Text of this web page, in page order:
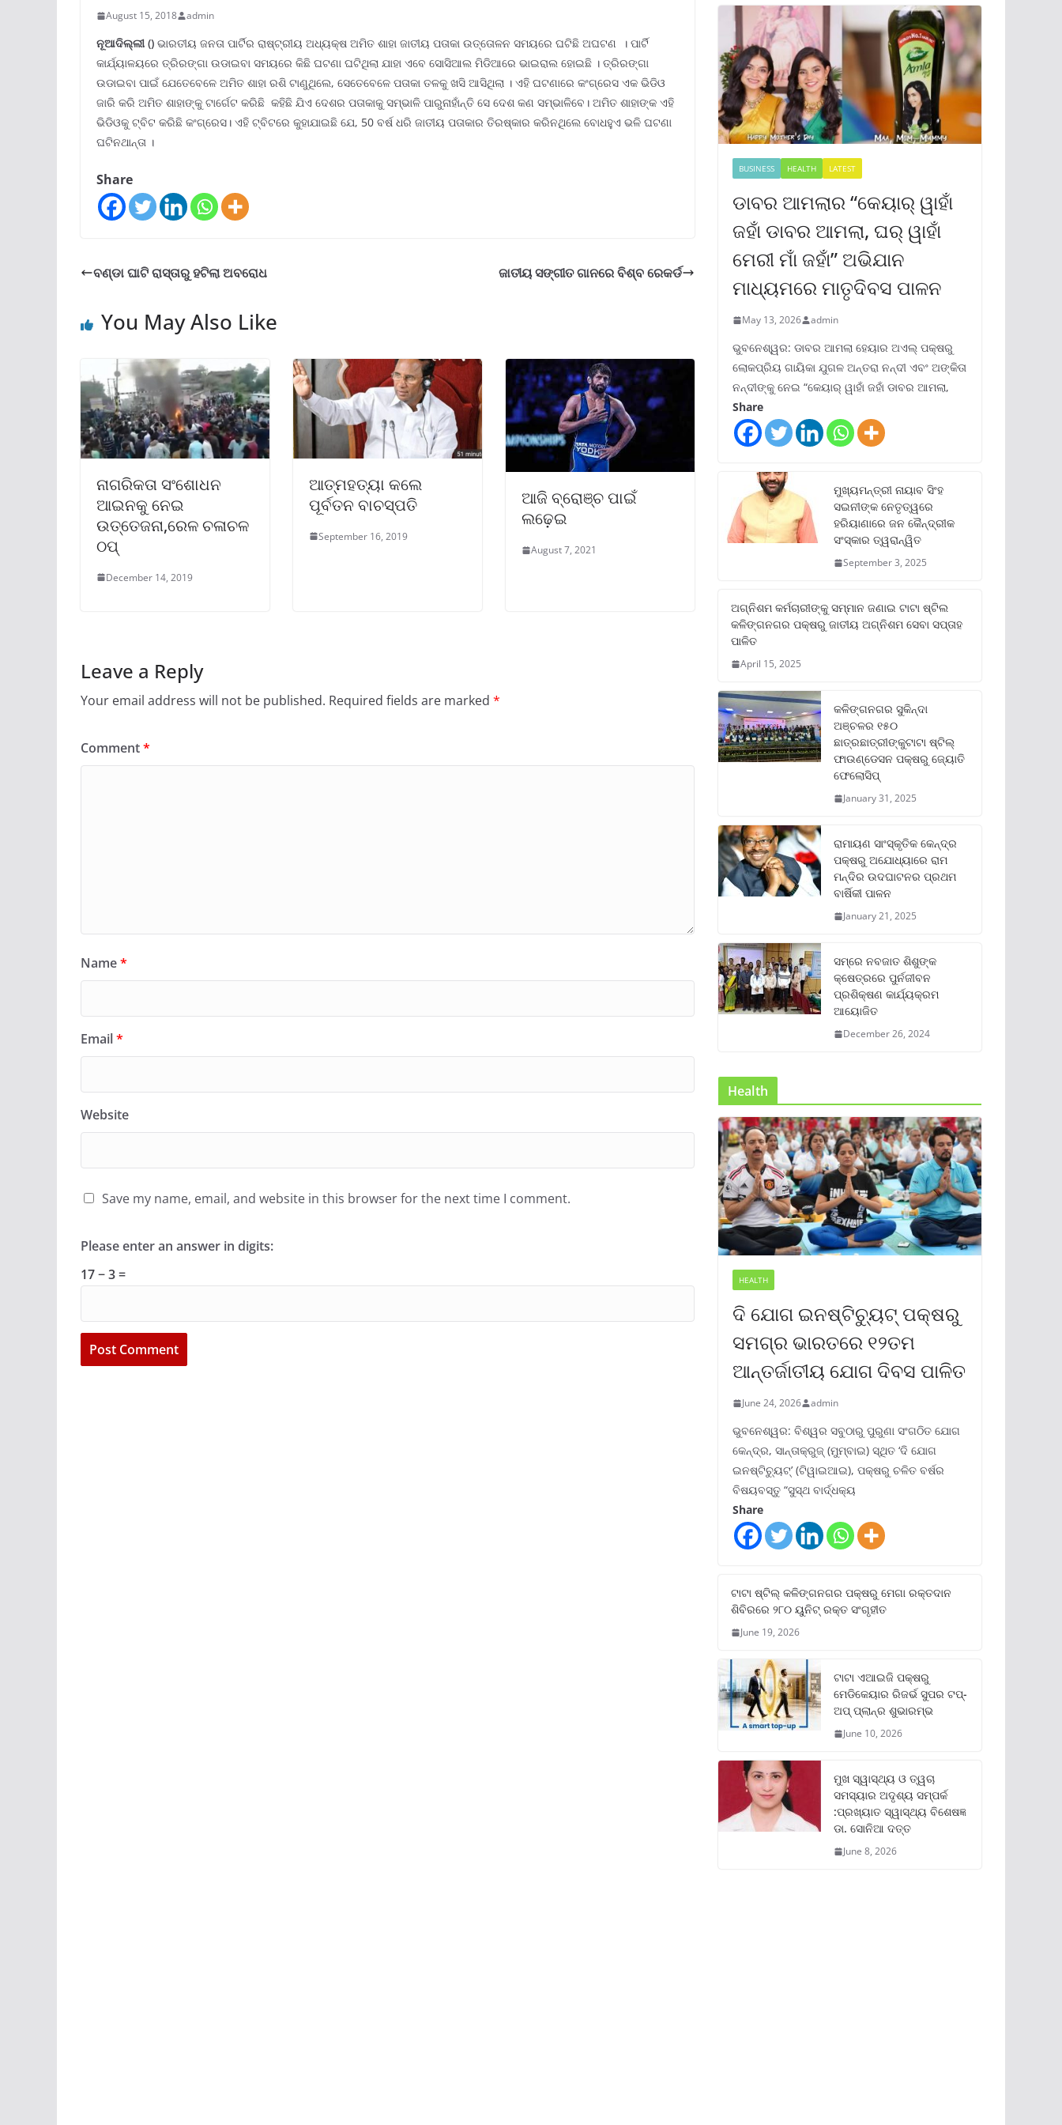
August 15, 2018 admin
ନୂଆଦିଲ୍ଲୀ () ଭାରତୀୟ ଜନତା ପାର୍ଟିର ରାଷ୍ଟ୍ରୀୟ ଅଧ୍ୟକ୍ଷ ଅମିତ ଶାହା ଜାତୀୟ ପତାକା ଉତ୍ତୋଳନ ସମୟରେ ଘଟିଛି ଅଘଟଣ । ପାର୍ଟି
କାର୍ଯ୍ୟାଳୟରେ ତ୍ରିରଙ୍ଗା ଉଡାଇବା ସମୟରେ କିଛି ଘଟଣା ଘଟିଥିଲା ଯାହା ଏବେ ସୋସିଆଲ ମିଡିଆରେ ଭାଇରାଲ ହୋଇଛି । ତ୍ରିରଙ୍ଗା
ଉଡାଇବା ପାଇଁ ଯେତେବେଳେ ଅମିତ ଶାହା ରଶି ଟାଣୁଥିଲେ, ସେତେବେଳେ ପତାକା ତଳକୁ ଖସି ଆସିଥିଲା । ଏହି ଘଟଣାରେ କଂଗ୍ରେସ ଏକ ଭିଡିଓ
ଜାରି କରି ଅମିତ ଶାହାଙ୍କୁ ଟାର୍ଗେଟ କରିଛି କହିଛି ଯିଏ ଦେଶର ପତାକାକୁ ସମ୍ଭାଳି ପାରୁନାହାଁନ୍ତି ସେ ଦେଶ କଣ ସମ୍ଭାଳିବେ। ଅମିତ ଶାହାଙ୍କ ଏହି
ଭିଡିଓକୁ ଟ୍ବିଟ କରିଛି କଂଗ୍ରେସ। ଏହି ଟ୍ବିଟରେ କୁହାଯାଇଛି ଯେ, 50 ବର୍ଷ ଧରି ଜାତୀୟ ପତାକାର ତିରଷ୍କାର କରିନଥିଲେ ବୋଧହୁଏ ଭଳି ଘଟଣା
ଘଟିନଥାନ୍ତା ।
Share
ବଣ୍ଡା ଘାଟି ରାସ୍ତାରୁ ହଟିଲା ଅବରୋଧ ଜାତୀୟ ସଙ୍ଗୀତ ଗାନରେ ବିଶ୍ବ ରେକର୍ଡ
You May Also Like
ନାଗରିକତା ସଂଶୋଧନ
ଆଇନକୁ ନେଇ
ଉତ୍ତେଜନା,ରେଳ ଚଳାଚଳ
ଠପ୍
December 14, 2019
ଆତ୍ମହତ୍ୟା କଲେ
ପୂର୍ବତନ ବାଚସ୍ପତି
September 16, 2019
ଆଜି ବ୍ରୋଞ୍ଚ ପାଇଁ
ଲଢ଼େଇ
August 7, 2021
Leave a Reply
Your email address will not be published. Required fields are marked *
Comment*
Name*
Email*
Website
Save my name, email, and website in this browser for the next time I comment.
Please enter an answer in digits:
17 − 3 =
BUSINESS HEALTH LATEST
ଡାବର ଆମଲାର “କେୟାର୍ ୱାହାଁ
ଜହାଁ ଡାବର ଆମଲା, ଘର୍ ୱାହାଁ
ମେରୀ ମାଁ ଜହାଁ” ଅଭିଯାନ
ମାଧ୍ୟମରେ ମାତୃଦିବସ ପାଳନ
May 13, 2026 admin
ଭୁବନେଶ୍ୱର: ଡାବର ଆମଲା ହେୟାର ଅଏଲ୍ ପକ୍ଷରୁ
ଲୋକପ୍ରିୟ ଗାୟିକା ଯୁଗଳ ଅନ୍ତରା ନନ୍ଦୀ ଏବଂ ଅଙ୍କିତା
ନନ୍ଦୀଙ୍କୁ ନେଇ “କେୟାର୍ ୱାହାଁ ଜହାଁ ଡାବର ଆମଲା,
Share
ମୁଖ୍ୟମନ୍ତ୍ରୀ ନାୟାବ ସିଂହ
ସଇନୀଙ୍କ ନେତୃତ୍ୱରେ
ହରିୟାଣାରେ ଜନ କୈନ୍ଦ୍ରୀକ
ସଂସ୍କାର ତ୍ୱରାନ୍ୱିତ
September 3, 2025
ଅଗ୍ନିଶମ କର୍ମଚାରୀଙ୍କୁ ସମ୍ମାନ ଜଣାଇ ଟାଟା ଷ୍ଟିଲ
କଳିଙ୍ଗନଗର ପକ୍ଷରୁ ଜାତୀୟ ଅଗ୍ନିଶମ ସେବା ସପ୍ତାହ
ପାଳିତ
April 15, 2025
କଳିଙ୍ଗନଗର ସୁକିନ୍ଦା
ଅଞ୍ଚଳର ୧୫୦
ଛାତ୍ରଛାତ୍ରୀଙ୍କୁଟାଟା ଷ୍ଟିଲ୍
ଫାଉଣ୍ଡେସନ ପକ୍ଷରୁ ଜ୍ୟୋତି
ଫେଲୋସିପ୍‌
January 31, 2025
ରାମାୟଣ ସାଂସ୍କୃତିକ କେନ୍ଦ୍ର
ପକ୍ଷରୁ ଅଯୋଧ୍ୟାରେ ରାମ
ମନ୍ଦିର ଉଦଘାଟନର ପ୍ରଥମ
ବାର୍ଷିକୀ ପାଳନ
January 21, 2025
ସମ୍‌ରେ ନବଜାତ ଶିଶୁଙ୍କ
କ୍ଷେତ୍ରରେ ପୁର୍ନଜୀବନ
ପ୍ରଶିକ୍ଷଣ କାର୍ଯ୍ୟକ୍ରମ
ଆୟୋଜିତ
December 26, 2024
Health
HEALTH
ଦି ଯୋଗ ଇନଷ୍ଟିଚ୍ୟୁଟ୍ ପକ୍ଷରୁ
ସମଗ୍ର ଭାରତରେ ୧୨ତମ
ଆନ୍ତର୍ଜାତୀୟ ଯୋଗ ଦିବସ ପାଳିତ
June 24, 2026 admin
ଭୁବନେଶ୍ୱର: ବିଶ୍ୱର ସବୁଠାରୁ ପୁରୁଣା ସଂଗଠିତ ଯୋଗ
କେନ୍ଦ୍ର, ସାନ୍ତାକ୍ରୁଜ୍ (ମୁମ୍ବାଇ) ସ୍ଥିତ ‘ଦି ଯୋଗ
ଇନଷ୍ଟିଚ୍ୟୁଟ୍‌’ (ଟିୱାଇଆଇ), ପକ୍ଷରୁ ଚଳିତ ବର୍ଷର
ବିଷୟବସ୍ତୁ “ସୁସ୍ଥ ବାର୍ଦ୍ଧକ୍ୟ
Share
ଟାଟା ଷ୍ଟିଲ୍‌ କଳିଙ୍ଗନଗର ପକ୍ଷରୁ ମେଗା ରକ୍ତଦାନ
ଶିବିରରେ ୨୮୦ ୟୁନିଟ୍‌ ରକ୍ତ ସଂଗୃହୀତ
June 19, 2026
ଟାଟା ଏଆଇଜି ପକ୍ଷରୁ
ମେଡିକେୟାର ରିଜର୍ଭ ସୁପର ଟପ୍‌-
ଅପ୍ ପ୍ଲାନ୍‌ର ଶୁଭାରମ୍ଭ
June 10, 2026
ମୁଖ ସ୍ୱାସ୍ଥ୍ୟ ଓ ତ୍ୱଚା
ସମସ୍ୟାର ଅଦୃଶ୍ୟ ସମ୍ପର୍କ
:ପ୍ରଖ୍ୟାତ ସ୍ୱାସ୍ଥ୍ୟ ବିଶେଷଜ୍ଞ
ଡା. ସୋନିଆ ଦତ୍ତ
June 8, 2026